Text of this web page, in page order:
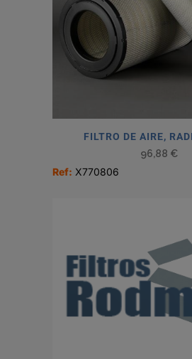
FILTRO DE AIRE,
96,88 €
Ref: X770806